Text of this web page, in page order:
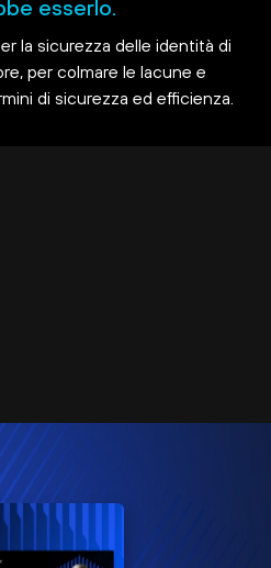
esserlo.
la sicurezza delle identità di
per colmare le lacune e
di sicurezza ed efficienza.